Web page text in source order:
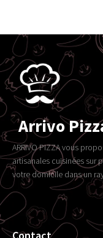
Arrivo
ARRIVO PIZZA vous
artisanales cuisinées sur
votre domicile dans un